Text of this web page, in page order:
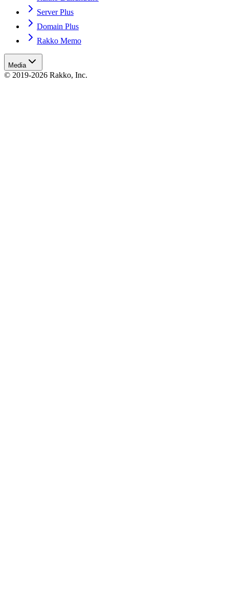
Server Plus
Domain Plus
Rakko Memo
Media
© 2019-2026 Rakko, Inc.